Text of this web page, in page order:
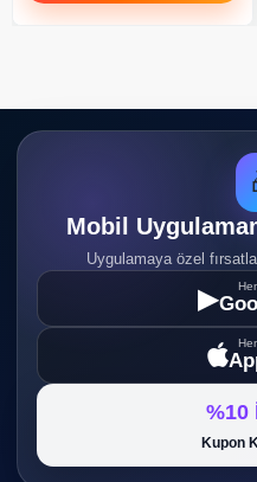
Mobil
Uygulamaya özel
▶
%10
Kupon